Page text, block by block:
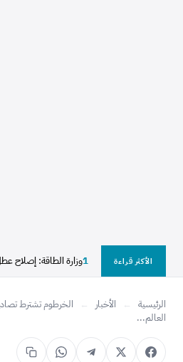
الأكثر قراءة 1وزارة الطاقة:
الرئيسية ← الأخبار ←
الخرطوم تشترط
العالم...